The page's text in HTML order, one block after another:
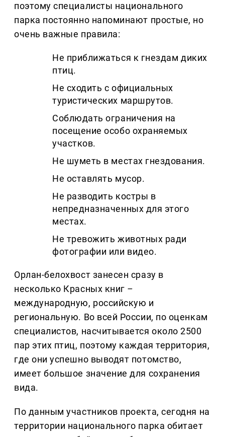
поэтому специалисты национального
парка постоянно напоминают простые, но
очень важные правила:
Не приближаться к гнездам диких
птиц.
Не сходить с официальных
туристических маршрутов.
Соблюдать ограничения на
посещение особо охраняемых
участков.
Не шуметь в местах гнездования.
Не оставлять мусор.
Не разводить костры в
непредназначенных для этого
местах.
Не тревожить животных ради
фотографии или видео.
Орлан-белохвост занесен сразу в
несколько Красных книг –
международную, российскую и
региональную. Во всей России, по оценкам
специалистов, насчитывается около 2500
пар этих птиц, поэтому каждая территория,
где они успешно выводят потомство,
имеет большое значение для сохранения
вида.
По данным участников проекта, сегодня на
территории национального парка обитает